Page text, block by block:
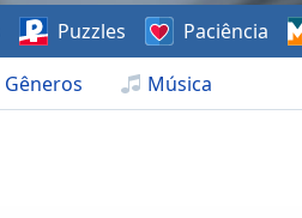
Gêneros Música
Puzzles Paciência